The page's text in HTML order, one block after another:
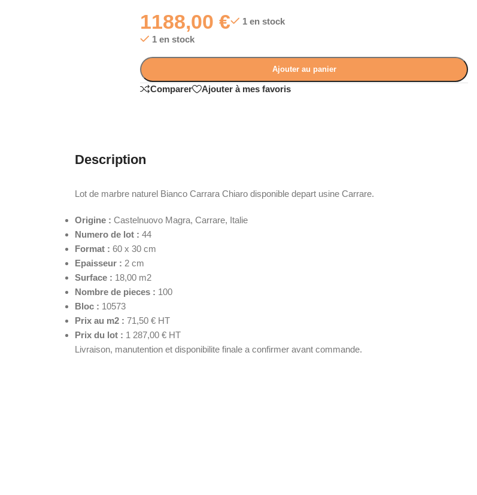
1188,00€
1 en stock
1 en stock
Ajouter au panier
Comparer Ajouter à mes favoris
Description
Lot de marbre naturel Bianco Carrara Chiaro disponible depart usine Carrare.
Origine : Castelnuovo Magra, Carrare, Italie
Numero de lot : 44
Format : 60 x 30 cm
Epaisseur : 2 cm
Surface : 18,00 m2
Nombre de pieces : 100
Bloc : 10573
Prix au m2 : 71,50 € HT
Prix du lot : 1 287,00 € HT
Livraison, manutention et disponibilite finale a confirmer avant commande.